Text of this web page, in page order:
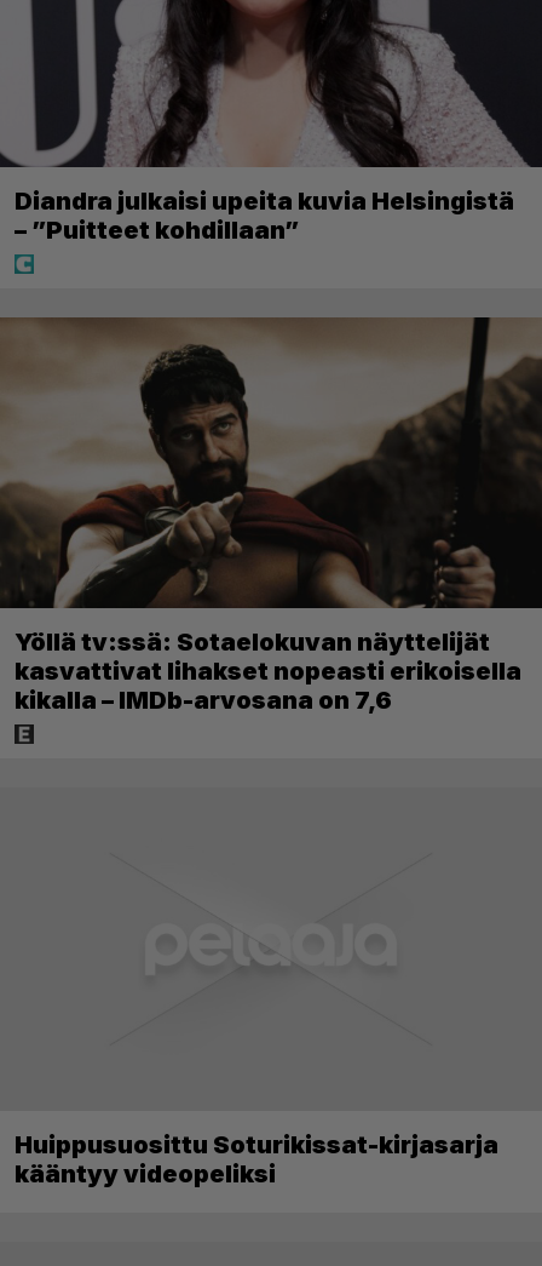
Diandra julkaisi upeita kuvia Helsingistä
– ”Puitteet kohdillaan”
Yöllä tv:ssä: Sotaelokuvan näyttelijät
kasvattivat lihakset nopeasti erikoisella
kikalla – IMDb-arvosana on 7,6
Huippusuosittu Soturikissat-kirjasarja
kääntyy videopeliksi